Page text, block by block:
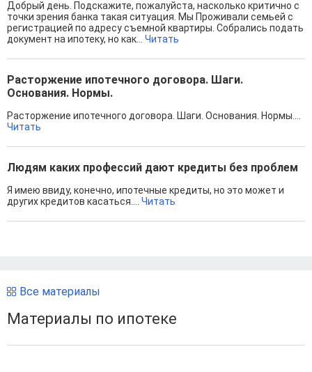
Добрый день. Подскажите, пожалуйста, насколько критично с
точки зрения банка такая ситуация. Мы Проживали семьей с
регистрацией по адресу съемной квартиры. Собрались подать
документ на ипотеку, но как... Читать
Расторжение ипотечного договора. Шаги.
Основания. Нормы.
Расторжение ипотечного договора. Шаги. Основания. Нормы....
Читать
Людям каких профессий дают кредиты без проблем
Я имею ввиду, конечно, ипотечные кредиты, но это может и
других кредитов касаться.... Читать
Все материалы
Материалы по ипотеке